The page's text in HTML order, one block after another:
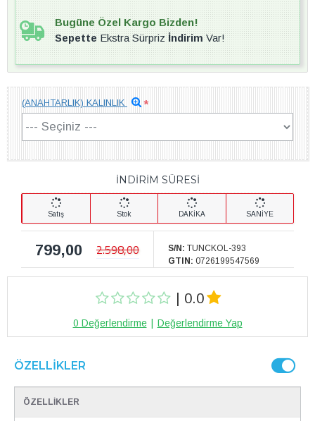
| 0.0
0 Değerlendirme Değerlendirme Yap
İNDİRİM SÜRESİ
Satış Stok DAKİKA SANİYE
799,00 2.598,00 S/N: TUNCKOL-393
GTIN: 0726199547569
(ANAHTARLIK) KALINLIK
Bugüne Özel Kargo Bizden!
SepetteEkstra SürprizİndirimVar!
ÖZELLIKLER
ÖZELLİKLER